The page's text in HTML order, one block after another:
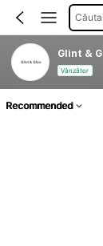
Glint &
Vânzător
Recommended